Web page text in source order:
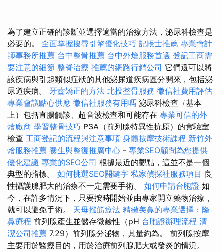
為了建立正確的診斷並選擇適當的治療方法，泌尿科檢查是
必要的。 全面掌握搜尋引擎優化技巧 記帳士推薦 專業會計
師事務所推薦 台中整骨推薦 台中外燴服務首選 登記工商需
要注意的細節 整脊治療 推薦的網路行銷公司 它們還可以將
該疾病與引起類似症狀的其他泌尿道疾病區分開來，包括泌
尿道疾病。 牙齒矯正的方法 北投整骨服務 徵信社費用評估
專業會議點心供應 徵信社服務有用嗎 泌尿科檢查（基本
上）包括直腸觸診、超音波檢查和可能存在 專業可信的外
燴廠商 學習整骨技巧 PSA（前列腺特異性抗原）的實驗室
檢查 工商登記的流程與注意事項 身體按摩技術課程 新竹外
燴服務推薦 養生與整復推廣中心 - 專業SEO顧問為您提供
優化建議 專業的SEO公司 根據最近的觀點，這並不是一個
典型的指標。 如何挑選SEO關鍵字 私家偵探社服務項目 良
性攝護腺肥大的治療不一定需要手術。 如何申請台胞證 如
今，在許多情況下，只要按時開始並由專家開立藥物治療，
就可以避免手術。 天母撥筋療法 精緻美鼻的專業選擇：隆
鼻療程 前列腺產生並儲存微鹼性（pH 台胞證辦理流程 清
潔公司推薦 7.29）前列腺分泌物，其量約為。 前列腺按摩
主要用於醫療目的，用於治療前列腺肥大或發炎的情況。